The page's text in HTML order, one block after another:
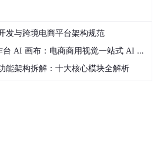
发与跨境电商平台架构规范
布：电商商用视觉一站式 AI 生成平台落地解析
能架构拆解：十大核心模块全解析